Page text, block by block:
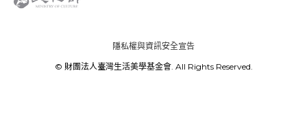
隱私權與資訊安全宣告
© 財團法人臺灣生活美學基金會. All Rights Reserved.